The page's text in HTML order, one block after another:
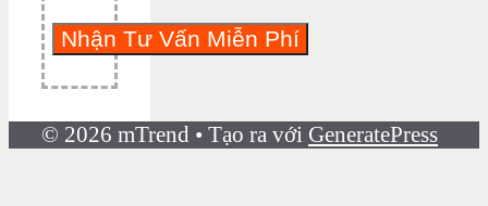
© 2026 mTrend • Tạo ra với GeneratePress